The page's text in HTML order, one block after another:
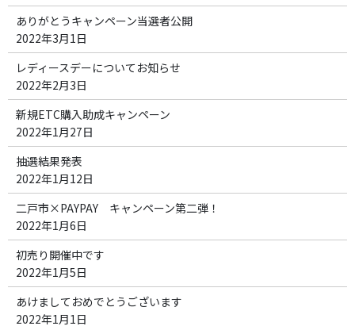
ありがとうキャンペーン当選者公開
2022年3月1日
レディースデーについてお知らせ
2022年2月3日
新規ETC購入助成キャンペーン
2022年1月27日
抽選結果発表
2022年1月12日
二戸市×PAYPAY キャンペーン第二弾！
2022年1月6日
初売り開催中です
2022年1月5日
あけましておめでとうございます
2022年1月1日